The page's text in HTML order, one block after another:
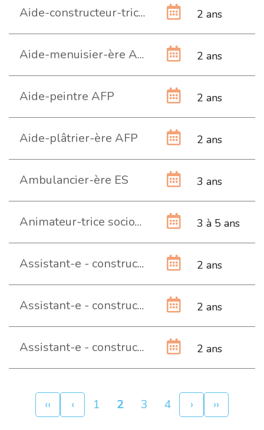
Aide-constructeur-trice métallique AFP 2 ans
Aide-menuisier-ère AFP 2 ans
Aide-peintre AFP 2 ans
Aide-plâtrier-ère AFP 2 ans
Ambulancier-ère ES 3 ans
Animateur-trice socio-culturel-le HES 3 à 5 ans
Assistant-e - constructeur-trice de fondations AFP 2 ans
Assistant-e - constructeur-trice de sols industriels et de chapes AFP 2 ans
Assistant-e - constructeur-trice de voies ferrées AFP 2 ans
Pagination
Première
‹‹
Page
‹ Page
1
Page
2 Page
3 Page
4
Page
›
Dernière
››